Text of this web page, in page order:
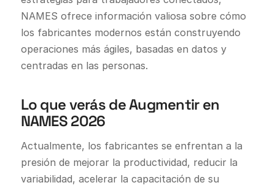
NAMES ofrece información valiosa sobre cómo
los fabricantes modernos están construyendo
operaciones más ágiles, basadas en datos y
centradas en las personas.
Lo que verás de Augmentir en
NAMES 2026
Actualmente, los fabricantes se enfrentan a la
presión de mejorar la productividad, reducir la
variabilidad, acelerar la capacitación de su